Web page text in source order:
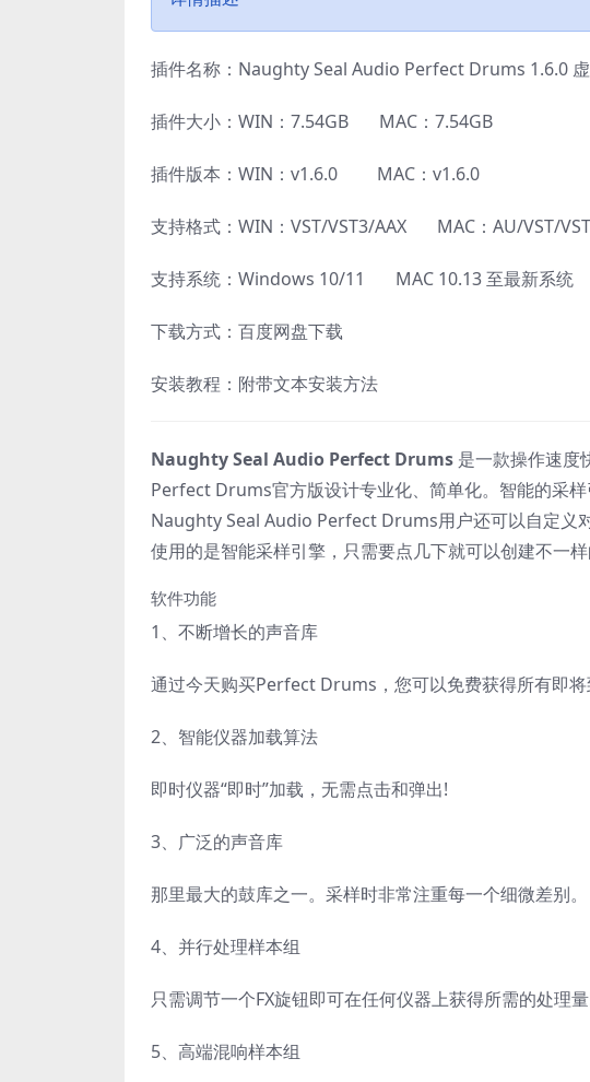
插件名称：Naughty Seal Audio Perfect Drums 1.6.0
插件大小：WIN：7.54GB MAC：7.54GB
插件版本：WIN：v1.6.0 MAC：v1.6.0
支持格式：WIN：VST/VST3/AAX MAC：AU/VST/
支持系统：Windows 10/11 MAC 10.13 至最新系统
下载方式：百度网盘下载
安装教程：附带文本安装方法
Naughty Seal Audio Perfect Drums 是一款操作速度
Perfect Drums官方版设计专业化、简单化。智能的采
Naughty Seal Audio Perfect Drums用户还可以自定义
使用的是智能采样引擎，只需要点几下就可以创建不一样
软件功能
1、不断增长的声音库
通过今天购买Perfect Drums，您可以免费获得所有即
2、智能仪器加载算法
即时仪器“即时”加载，无需点击和弹出!
3、广泛的声音库
那里最大的鼓库之一。采样时非常注重每一个细微差别。
4、并行处理样本组
只需调节一个FX旋钮即可在任何仪器上获得所需的处理
5、高端混响样本组